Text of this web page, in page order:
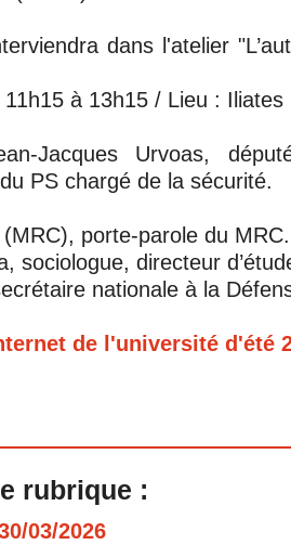
dans l'atelier
à 13h15 / Lieu : Iliates
Jacques Urvoas,
PS chargé de la sécurité.
porte-parole du MRC.
sociologue, directeur
nationale à la
de l'université d'été
rubrique :
03/2026